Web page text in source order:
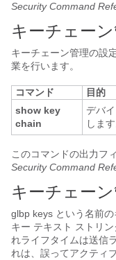
Security Command
キーチェー
キーチェーン管理の設
業を行います。
コマンド
目的
show key
chain
デバ
します
このコマンドの出力フ
Security Command
キーチェー
glbp keys という名前
キー テキスト ストリ
れライフタイムは送信
れは、誤ってアクティ